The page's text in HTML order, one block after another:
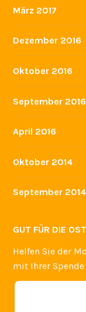
März 2017
Dezember 2016
Oktober 2016
September 2016
April 2016
Oktober 2014
September 2014
GUT FÜR DIE
Helfen Sie der
mit Ihrer